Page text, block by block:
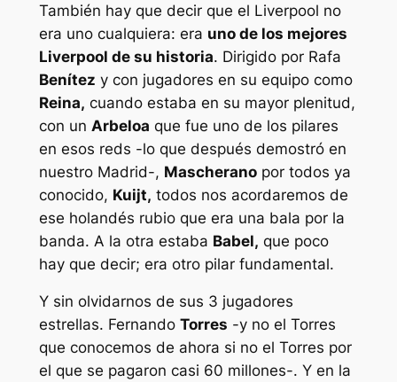
También hay que decir que el Liverpool no
era uno cualquiera: era uno de los mejores
Liverpool de su historia. Dirigido por Rafa
Benítez y con jugadores en su equipo como
Reina, cuando estaba en su mayor plenitud,
con un Arbeloa que fue uno de los pilares
en esos reds -lo que después demostró en
nuestro Madrid-, Mascheranopor todos ya
conocido, Kuijt, todos nos acordaremos de
ese holandés rubio que era una bala por la
banda. A la otra estaba Babel, que poco
hay que decir; era otro pilar fundamental.
Y sin olvidarnos de sus 3 jugadores
estrellas. Fernando Torres -y no el Torres
que conocemos de ahora si no el Torres por
el que se pagaron casi 60 millones-. Y en la